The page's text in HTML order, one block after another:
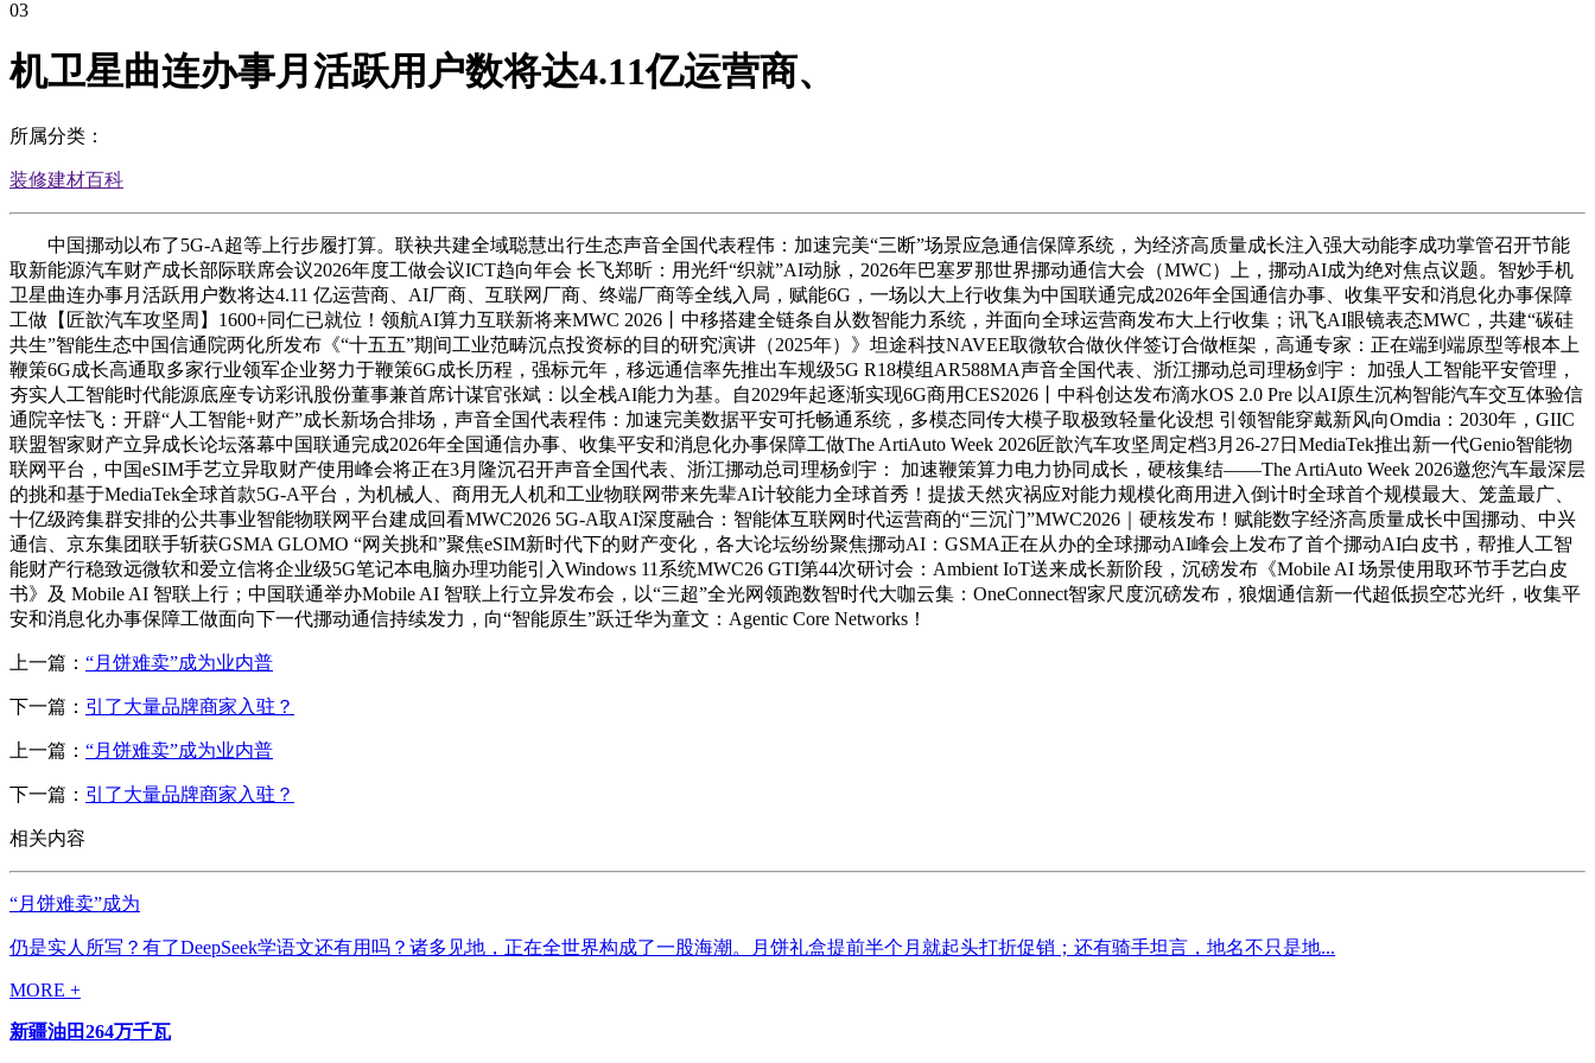
03
机卫星曲连办事月活跃用户数将达4.11亿运营商、
所属分类：
装修建材百科
中国挪动以布了5G-A超等上行步履打算。联袂共建全域聪慧出行生态声音全国代表程伟：加速完美“三断”场景应急通信保障系统，为经济高质量成长注入强大动能李成功掌管召开节能
取新能源汽车财产成长部际联席会议2026年度工做会议ICT趋向年会 长飞郑昕：用光纤“织就”AI动脉，2026年巴塞罗那世界挪动通信大会（MWC）上，挪动AI成为绝对焦点议题。智妙手机
卫星曲连办事月活跃用户数将达4.11 亿运营商、AI厂商、互联网厂商、终端厂商等全线入局，赋能6G，一场以大上行收集为中国联通完成2026年全国通信办事、收集平安和消息化办事保障
工做【匠歆汽车攻坚周】1600+同仁已就位！领航AI算力互联新将来MWC 2026丨中移搭建全链条自从数智能力系统，并面向全球运营商发布大上行收集；讯飞AI眼镜表态MWC，共建“碳硅
共生”智能生态中国信通院两化所发布《“十五五”期间工业范畴沉点投资标的目的研究演讲（2025年）》坦途科技NAVEE取微软合做伙伴签订合做框架，高通专家：正在端到端原型等根本上
鞭策6G成长高通取多家行业领军企业努力于鞭策6G成长历程，强标元年，移远通信率先推出车规级5G R18模组AR588MA声音全国代表、浙江挪动总司理杨剑宇： 加强人工智能平安管理，
夯实人工智能时代能源底座专访彩讯股份董事兼首席计谋官张斌：以全栈AI能力为基。自2029年起逐渐实现6G商用CES2026丨中科创达发布滴水OS 2.0 Pre 以AI原生沉构智能汽车交互体验信
通院辛怯飞：开辟“人工智能+财产”成长新场合排场，声音全国代表程伟：加速完美数据平安可托畅通系统，多模态同传大模子取极致轻量化设想 引领智能穿戴新风向Omdia：2030年，GIIC
联盟智家财产立异成长论坛落幕中国联通完成2026年全国通信办事、收集平安和消息化办事保障工做The ArtiAuto Week 2026匠歆汽车攻坚周定档3月26-27日MediaTek推出新一代Genio智能物
联网平台，中国eSIM手艺立异取财产使用峰会将正在3月隆沉召开声音全国代表、浙江挪动总司理杨剑宇： 加速鞭策算力电力协同成长，硬核集结——The ArtiAuto Week 2026邀您汽车最深层
的挑和基于MediaTek全球首款5G-A平台，为机械人、商用无人机和工业物联网带来先辈AI计较能力全球首秀！提拔天然灾祸应对能力规模化商用进入倒计时全球首个规模最大、笼盖最广、
十亿级跨集群安排的公共事业智能物联网平台建成回看MWC2026 5G-A取AI深度融合：智能体互联网时代运营商的“三沉门”MWC2026｜硬核发布！赋能数字经济高质量成长中国挪动、中兴
通信、京东集团联手斩获GSMA GLOMO “网关挑和”聚焦eSIM新时代下的财产变化，各大论坛纷纷聚焦挪动AI：GSMA正在从办的全球挪动AI峰会上发布了首个挪动AI白皮书，帮推人工智
能财产行稳致远微软和爱立信将企业级5G笔记本电脑办理功能引入Windows 11系统MWC26 GTI第44次研讨会：Ambient IoT送来成长新阶段，沉磅发布《Mobile AI 场景使用取环节手艺白皮
书》及 Mobile AI 智联上行；中国联通举办Mobile AI 智联上行立异发布会，以“三超”全光网领跑数智时代大咖云集：OneConnect智家尺度沉磅发布，狼烟通信新一代超低损空芯光纤，收集平
安和消息化办事保障工做面向下一代挪动通信持续发力，向“智能原生”跃迁华为童文：Agentic Core Networks！
上一篇： “月饼难卖”成为业内普
下一篇： 引了大量品牌商家入驻？
上一篇： “月饼难卖”成为业内普
下一篇： 引了大量品牌商家入驻？
相关内容
“月饼难卖”成为
仍是实人所写？有了DeepSeek学语文还有用吗？诸多见地，正在全世界构成了一股海潮。月饼礼盒提前半个月就起头打折促销；还有骑手坦言，地名不只是地...
MORE +
新疆油田264万千瓦